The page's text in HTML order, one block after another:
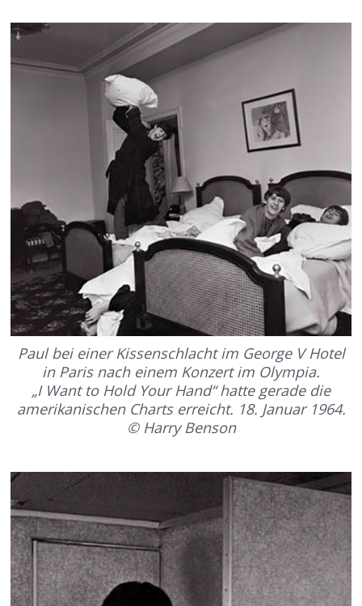
Paul bei einer Kissenschlacht im George V Hotel
in Paris nach einem Konzert im Olympia.
„I Want to Hold Your Hand“ hatte gerade die
amerikanischen Charts erreicht. 18. Januar 1964.
© Harry Benson